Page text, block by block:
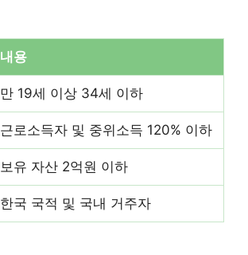
내용
만 19세 이상 34세 이하
근로소득자 및 중위소득 120% 이하
보유 자산 2억원 이하
한국 국적 및 국내 거주자